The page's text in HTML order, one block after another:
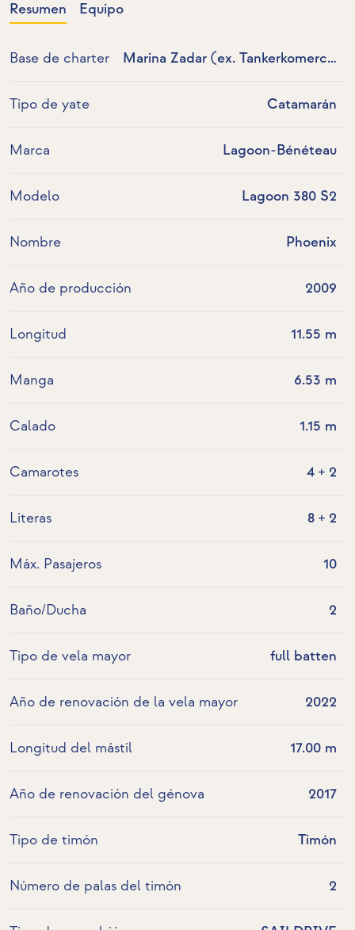
Resumen Equipo
Base de charter
Marina Zadar (ex. Tankerkomerc),
Tipo de yate
Catamarán
Marca Lagoon-Bénéteau
Modelo Lagoon 380 S2
Nombre Phoenix
Año de producción 2009
Longitud 11.55 m
Manga 6.53 m
Calado 1.15 m
Camarotes 4 + 2
Literas 8 + 2
Máx. Pasajeros 10
Baño/Ducha 2
Tipo de vela mayor full batten
Año de renovación de la vela mayor 2022
Longitud del mástil 17.00 m
Año de renovación del génova 2017
Tipo de timón Timón
Número de palas del timón 2